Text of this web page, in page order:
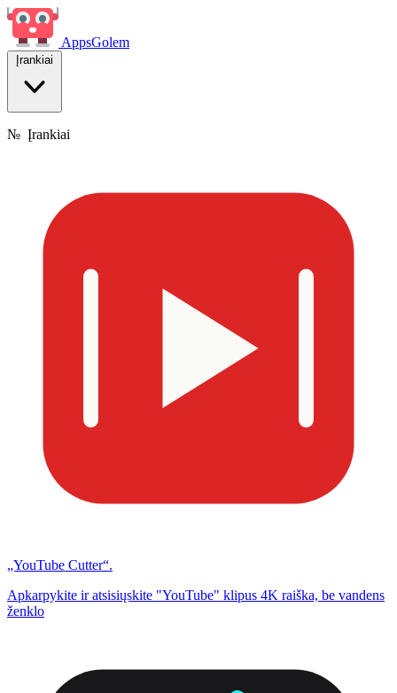
AppsGolem
Įrankiai
№ Įrankiai
„YouTube Cutter“.
Apkarpykite ir atsisiųskite "YouTube" klipus 4K raiška, be vandens
ženklo